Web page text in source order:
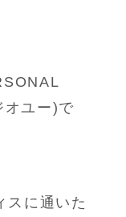
ユー)で
スに通いた